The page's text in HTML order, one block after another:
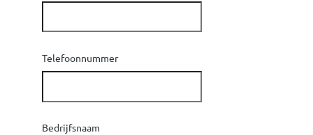
Telefoonnummer
Bedrijfsnaam